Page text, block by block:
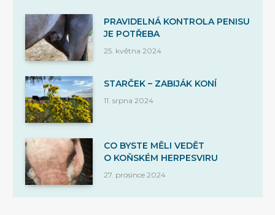
PRAVIDELNÁ KONTROLA PENISU
JE POTŘEBA
25. května 2024
STARČEK – ZABIJÁK KONÍ
11. srpna 2024
CO BYSTE MĚLI VEDĚT
O KOŇSKÉM HERPESVIRU
27. prosince 2024